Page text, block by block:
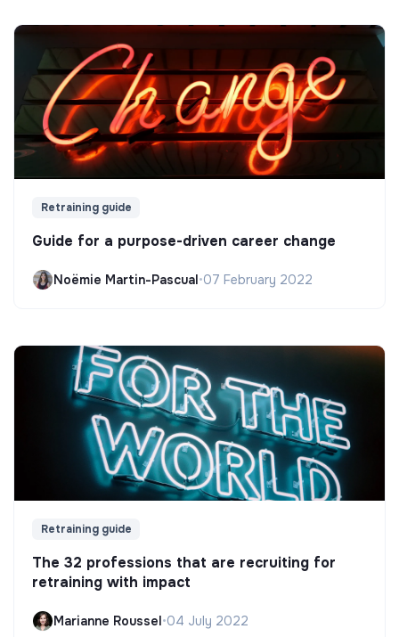
Retraining guide
Guide for a purpose-driven career change
Noëmie Martin-Pascual•07 February 2022
Retraining guide
The 32 professions that are recruiting for
retraining with impact
Marianne Roussel•04 July 2022